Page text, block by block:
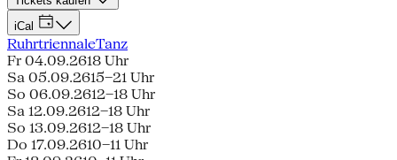
iCal
RuhrtriennaleTanz
Fr 04.09.2618 Uhr
Sa 05.09.2615–21 Uhr
So 06.09.2612–18 Uhr
Sa 12.09.2612–18 Uhr
So 13.09.2612–18 Uhr
Do 17.09.2610–11 Uhr